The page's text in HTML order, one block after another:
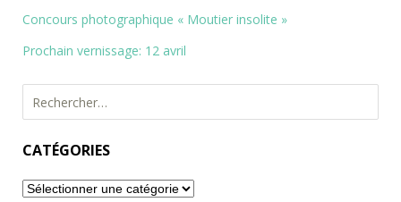
Concours photographique « Moutier insolite »
Prochain vernissage: 12 avril
Rechercher :
CATÉGORIES
Catégories